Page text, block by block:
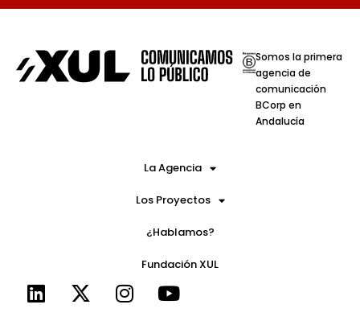
Somos la primera
agencia de
comunicación
BCorp en
Andalucía
La Agencia
Los Proyectos
¿Hablamos?
Fundación XUL